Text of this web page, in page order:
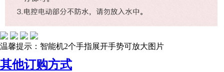
温馨提示：智能机2个手指展开手势可放大图片
其他订购方式